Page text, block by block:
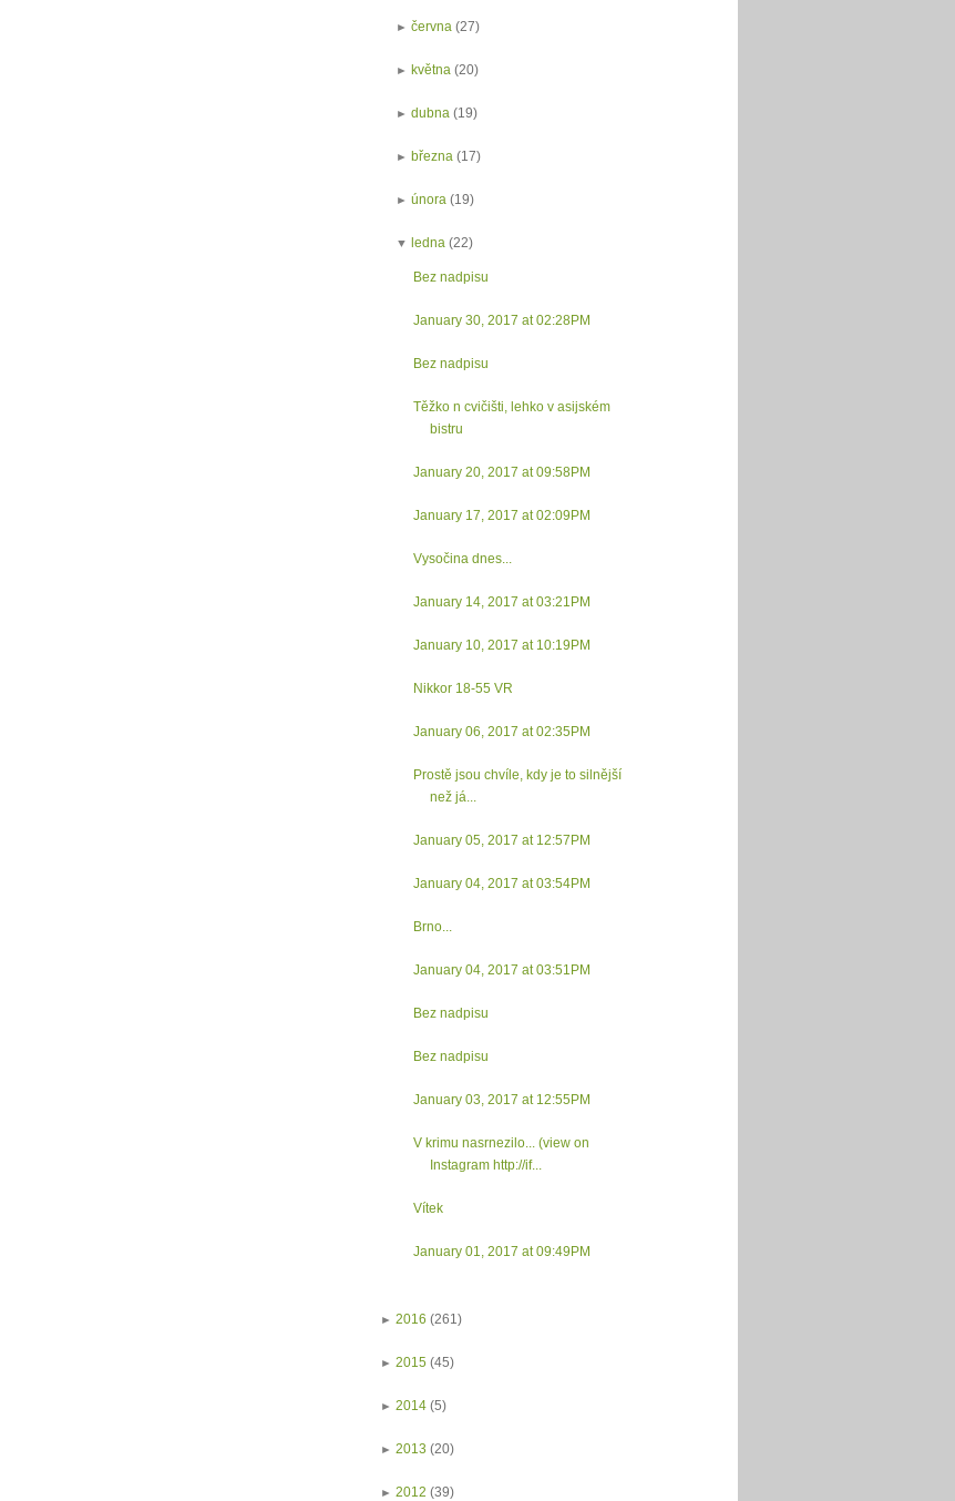
►června (27)
►května (20)
►dubna (19)
►března (17)
►února (19)
▼ledna (22)
Bez nadpisu
January 30, 2017 at 02:28PM
Bez nadpisu
Těžko n cvičišti, lehko v asijském
bistru
January 20, 2017 at 09:58PM
January 17, 2017 at 02:09PM
Vysočina dnes...
January 14, 2017 at 03:21PM
January 10, 2017 at 10:19PM
Nikkor 18-55 VR
January 06, 2017 at 02:35PM
Prostě jsou chvíle, kdy je to silnější
než já...
January 05, 2017 at 12:57PM
January 04, 2017 at 03:54PM
Brno...
January 04, 2017 at 03:51PM
Bez nadpisu
Bez nadpisu
January 03, 2017 at 12:55PM
V krimu nasrnezilo... (view on
Instagram http://if...
Vítek
January 01, 2017 at 09:49PM
► 2016 (261)
► 2015 (45)
► 2014 (5)
► 2013 (20)
► 2012 (39)